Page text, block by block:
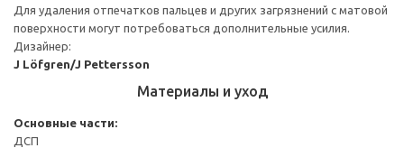
Для удаления отпечатков пальцев и других загрязнений с матовой
поверхности могут потребоваться дополнительные усилия.
Дизайнер:
J Löfgren/J Pettersson
Материалы и уход
Основные части:
ДСП